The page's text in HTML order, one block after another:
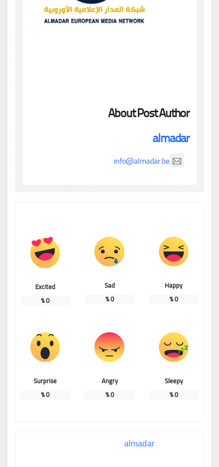
About Post Author
almadar
info@almadar.be
Happy
0
%
Sad
0
%
Excited
0
%
Sleepy
0
%
Angry
0
%
Surprise
0
%
almadar